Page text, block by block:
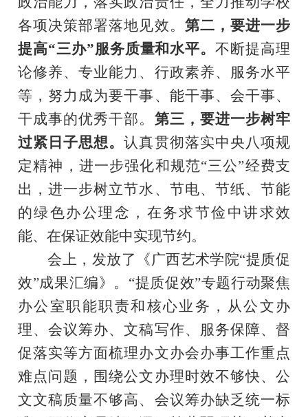
各项决策部署落地见效。 第二，要进一步
提高“三办”服务质量和水平。不断提高理
论修养、专业能力、行政素养、服务水平
等，努力成为要干事、能干事、会干事、
干成事的优秀干部。 第三，要进一步树牢
过紧日子思想。认真贯彻落实中央八项规
定精神 ，进一步强化和规范“三公”经费支
出，进一步树立节水、节电、节纸、节能
的绿色办公理念，在务求节俭中讲求效
能、在保证效能中实现节约。
会上， 发放了《广西艺术学院“提质促
效”成果汇编》 。 “提质促效”专题行动聚焦
办公室职能职责和核心业务，
从公文办
理、会议筹办、文稿写作、服务保障、督
促落实等方面梳理办文办会办事工作重点
难点问题，围绕公文办理时效不够快、公
文文稿质量不够高、会议筹办缺乏统一标